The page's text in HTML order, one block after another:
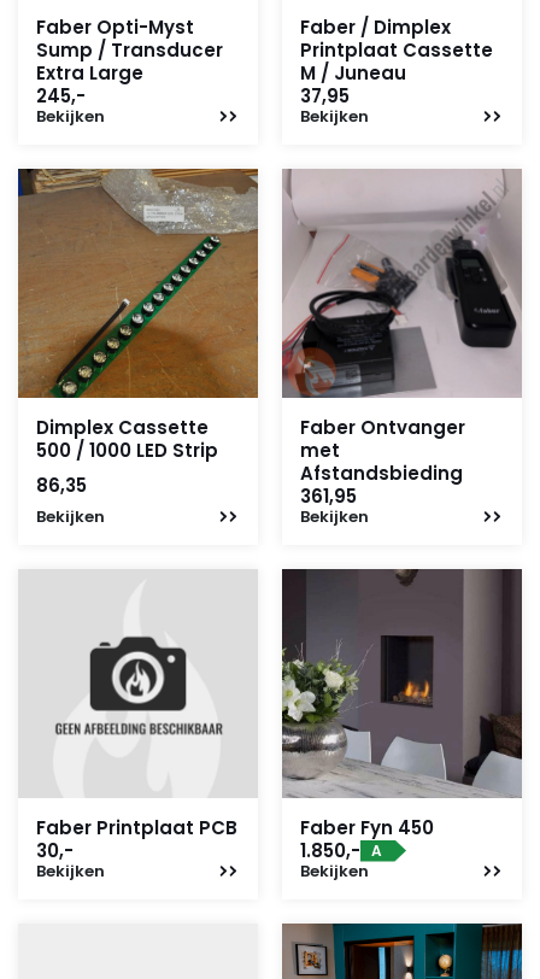
Faber Opti-Myst
Sump / Transducer
Extra Large
245,-
Bekijken
Faber / Dimplex
Printplaat Cassette
M / Juneau
37,95
Bekijken
Dimplex Cassette
500 / 1000 LED Strip
86,35
Bekijken
Faber Ontvanger
met
Afstandsbieding
361,95
Bekijken
Faber Printplaat PCB
30,-
Bekijken
Faber Fyn 450
1.850,- A
Bekijken